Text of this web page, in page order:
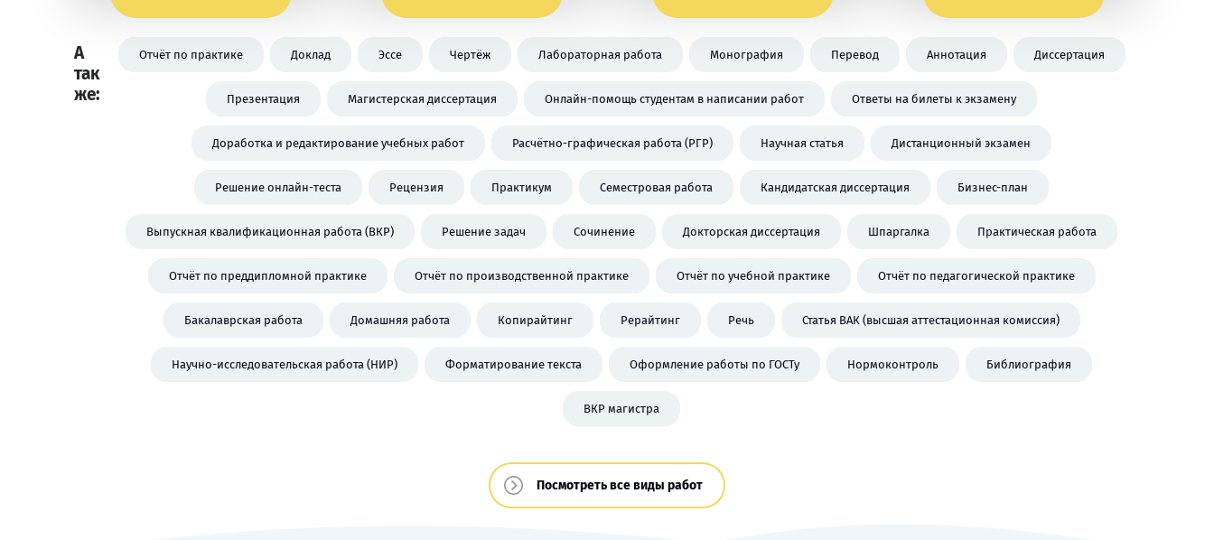
А
так
же:
Отчёт по практике Доклад Эссе Чертёж Лабораторная работа Монография Перевод Аннотация Диссертация
Презентация Магистерская диссертация Онлайн-помощь студентам в написании работ Ответы на билеты к экзамену
Доработка и редактирование учебных работ Расчётно-графическая работа (РГР) Научная статья Дистанционный экзамен
Решение онлайн-теста Рецензия Практикум Семестровая работа Кандидатская диссертация Бизнес-план
Выпускная квалификационная работа (ВКР) Решение задач Сочинение Докторская диссертация Шпаргалка Практическая работа
Отчёт по преддипломной практике Отчёт по производственной практике Отчёт по учебной практике Отчёт по педагогической практике
Бакалаврская работа Домашняя работа Копирайтинг Рерайтинг Речь Статья ВАК (высшая аттестационная комиссия)
Научно-исследовательская работа (НИР) Форматирование текста Оформление работы по ГОСТу Нормоконтроль Библиография
ВКР магистра
Посмотреть все виды работ